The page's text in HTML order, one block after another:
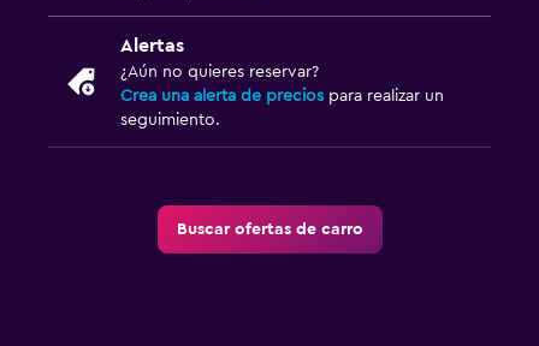
Alertas
¿Aún no quieres reservar?
Crea una alerta de precios para realizar un
seguimiento.
Buscar ofertas de carro